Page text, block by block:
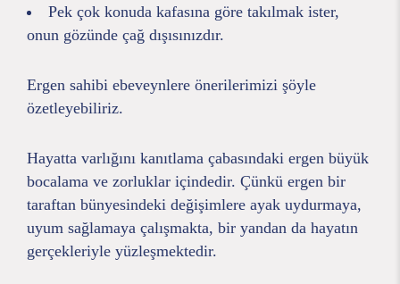
Pek çok konuda kafasına göre takılmak ister,
onun gözünde çağ dışısınızdır.
Ergen sahibi ebeveynlere önerilerimizi şöyle
özetleyebiliriz.
Hayatta varlığını kanıtlama çabasındaki ergen büyük
bocalama ve zorluklar içindedir. Çünkü ergen bir
taraftan bünyesindeki değişimlere ayak uydurmaya,
uyum sağlamaya çalışmakta, bir yandan da hayatın
gerçekleriyle yüzleşmektedir.